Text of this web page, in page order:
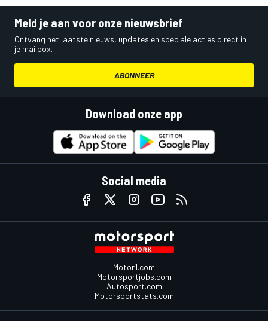
Meld je aan voor onze nieuwsbrief
Ontvang het laatste nieuws, updates en speciale acties direct in
je mailbox.
ABONNEER
Download onze app
Social media
Motor1.com
Motorsportjobs.com
Autosport.com
Motorsportstats.com